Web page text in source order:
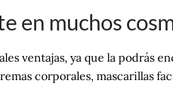
en muchos
ventajas, ya que la podrás
corporales, mascarillas